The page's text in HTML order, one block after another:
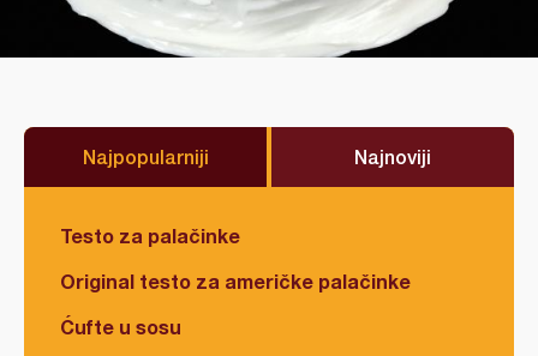
Najpopularniji Najnoviji
Testo za palačinke
Original testo za američke palačinke
Ćufte u sosu